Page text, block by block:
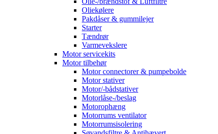
Oliekølere
Pakdåser & gummilejer
Starter
Tændrør
Varmevekslere
Motor servicekits
Motor tilbehør
Motor connectorer & pumpebolde
Motor stativer
Motor/-bådstativer
Motorlåse-/beslag
Motorophæng
Motorrums ventilator
Motorrumsisolering